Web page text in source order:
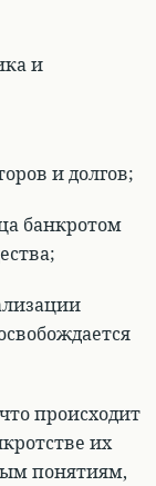
и
и долгов;
банкротом
происходит
их
понятиям,